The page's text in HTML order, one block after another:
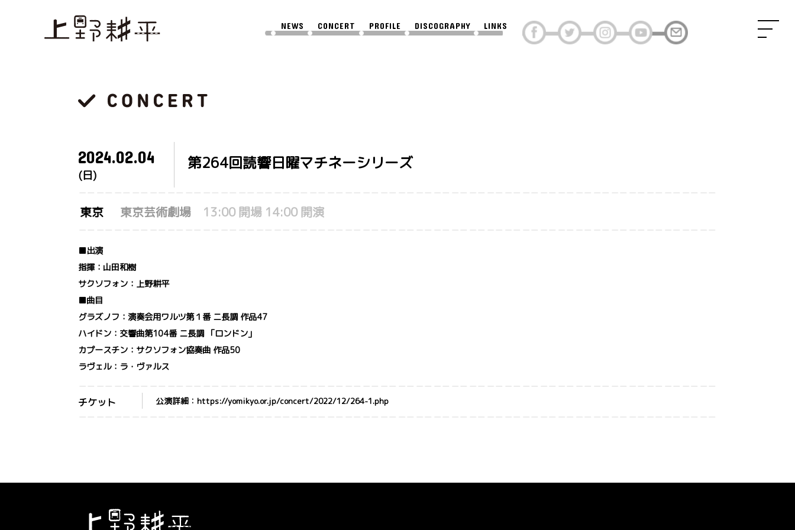
NEWS CONCERT PROFILE DISCOGRAPHY LINKS
2024.02.04
(日)
第264回読響日曜マチネーシリーズ
東京 東京芸術劇場 13:00 開場 14:00 開演
■出演
指揮：山田和樹
サクソフォン：上野耕平
■曲目
グラズノフ：演奏会用ワルツ第１番 ニ長調 作品47
ハイドン：交響曲第104番 ニ長調 「ロンドン」
カプースチン：サクソフォン協奏曲 作品50
ラヴェル：ラ・ヴァルス
チケット 公演詳細：https://yomikyo.or.jp/concert/2022/12/264-1.php